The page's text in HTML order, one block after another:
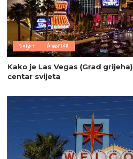
Svijet Amerika
Kako je Las Vegas (Grad
centar svijeta